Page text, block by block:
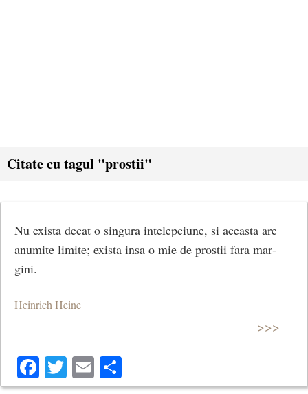
Citate cu tagul "prostii"
Nu exista decat o singura intelepciune, si aceasta are
anumite limite; exista insa o mie de prostii fara mar­
gini.
Heinrich Heine
>>>
Facebook
Twitter
Email